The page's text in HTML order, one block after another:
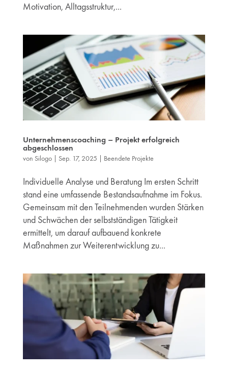
Motivation, Alltagsstruktur,...
Unternehmenscoaching – Projekt erfolgreich
abgeschlossen
von Silogo| Sep. 17, 2025 Beendete Projekte
Individuelle Analyse und Beratung Im ersten Schritt
stand eine umfassende Bestandsaufnahme im Fokus.
Gemeinsam mit den Teilnehmenden wurden Stärken
und Schwächen der selbstständigen Tätigkeit
ermittelt, um darauf aufbauend konkrete
Maßnahmen zur Weiterentwicklung zu...